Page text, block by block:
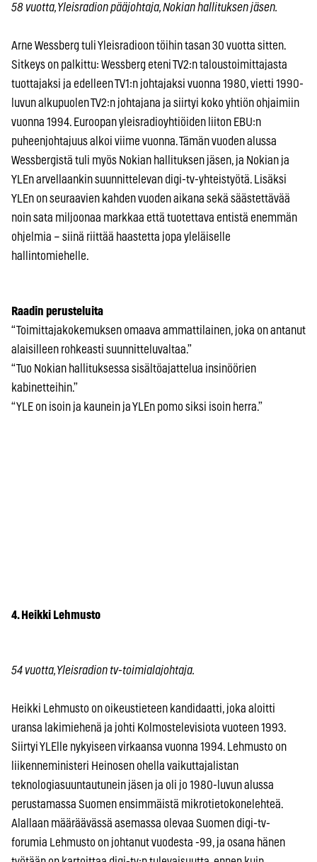
58 vuotta, Yleisradion pääjohtaja, Nokian hallituksen jäsen.
Arne Wessberg tuli Yleisradioon töihin tasan 30 vuotta sitten.
Sitkeys on palkittu: Wessberg eteni TV2:n taloustoimittajasta
tuottajaksi ja edelleen TV1:n johtajaksi vuonna 1980, vietti 1990-
luvun alkupuolen TV2:n johtajana ja siirtyi koko yhtiön ohjaimiin
vuonna 1994. Euroopan yleisradioyhtiöiden liiton EBU:n
puheenjohtajuus alkoi viime vuonna. Tämän vuoden alussa
Wessbergistä tuli myös Nokian hallituksen jäsen, ja Nokian ja
YLEn arvellaankin suunnittelevan digi-tv-yhteistyötä. Lisäksi
YLEn on seuraavien kahden vuoden aikana sekä säästettävää
noin sata miljoonaa markkaa että tuotettava entistä enemmän
ohjelmia – siinä riittää haastetta jopa yleläiselle
hallintomiehelle.
Raadin perusteluita
“Toimittajakokemuksen omaava ammattilainen, joka on antanut
alaisilleen rohkeasti suunnitteluvaltaa.”
“Tuo Nokian hallituksessa sisältöajattelua insinöörien
kabinetteihin.”
“YLE on isoin ja kaunein ja YLEn pomo siksi isoin herra.”
4. Heikki Lehmusto
54 vuotta, Yleisradion tv-toimialajohtaja.
Heikki Lehmusto on oikeustieteen kandidaatti, joka aloitti
uransa lakimiehenä ja johti Kolmostelevisiota vuoteen 1993.
Siirtyi YLElle nykyiseen virkaansa vuonna 1994. Lehmusto on
liikenneministeri Heinosen ohella vaikuttajalistan
teknologiasuuntautunein jäsen ja oli jo 1980-luvun alussa
perustamassa Suomen ensimmäistä mikrotietokonelehteä.
Alallaan määräävässä asemassa olevaa Suomen digi-tv-
forumia Lehmusto on johtanut vuodesta -99, ja osana hänen